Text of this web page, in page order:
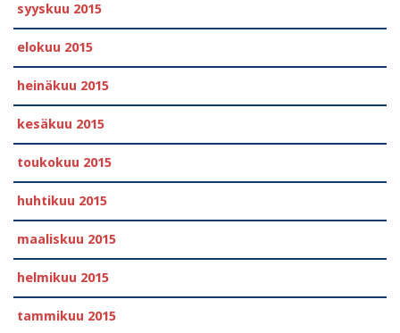
syyskuu 2015
elokuu 2015
heinäkuu 2015
kesäkuu 2015
toukokuu 2015
huhtikuu 2015
maaliskuu 2015
helmikuu 2015
tammikuu 2015